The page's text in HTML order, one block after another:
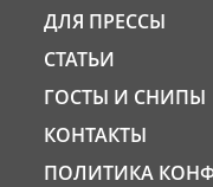
ДЛЯ ПРЕССЫ
СТАТЬИ
ГОСТЫ И СНИПЫ
КОНТАКТЫ
ПОЛИТИКА